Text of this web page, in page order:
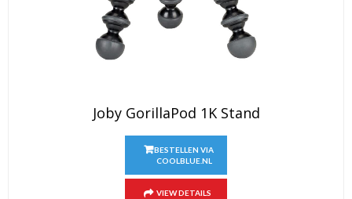
Joby GorillaPod 1K Stand
BESTELLEN VIA
COOLBLUE.NL
VIEW DETAILS